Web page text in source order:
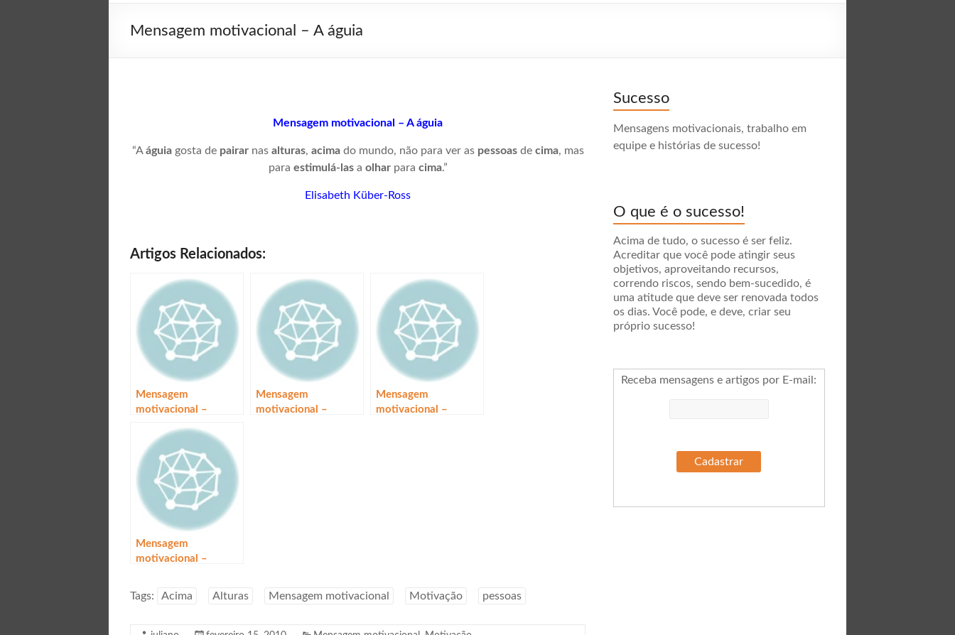
Mensagem motivacional – A águia
Mensagem motivacional – A águia
“Aáguia gosta de pairar nas alturas, acima do mundo, não para ver as pessoas de cima, mas
para estimulá-las a olhar para cima.”
Elisabeth Küber-Ross
Artigos Relacionados:
Mensagem
motivacional –
Mensagem
motivacional –
Mensagem
motivacional –
Mensagem
motivacional –
Tags: Acima Alturas Mensagem motivacional Motivação pessoas
Sucesso
Mensagens motivacionais, trabalho em
equipe e histórias de sucesso!
O que é o sucesso!
Acima de tudo, o sucesso é ser feliz.
Acreditar que você pode atingir seus
objetivos, aproveitando recursos,
correndo riscos, sendo bem-sucedido, é
uma atitude que deve ser renovada todos
os dias. Você pode, e deve, criar seu
próprio sucesso!
Receba mensagens e artigos por E-mail :